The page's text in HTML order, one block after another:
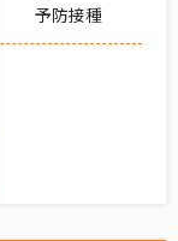
予防接種